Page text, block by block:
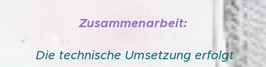
Zusammenarbeit:
Die technische Umsetzung erfolgt